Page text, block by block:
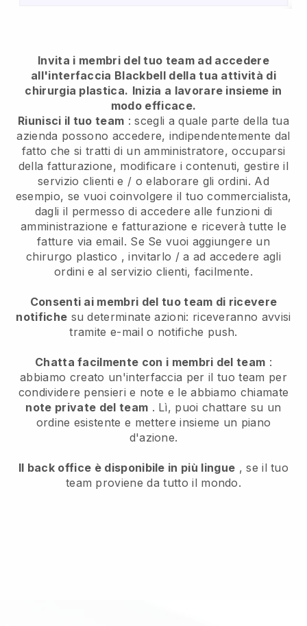
Invita i membri del tuo team ad accedere
all'interfaccia Blackbell della tua attività di
chirurgia plastica. Inizia a lavorare insieme in
modo efficace.
Riunisci il tuo team : scegli a quale parte della tua
azienda possono accedere, indipendentemente dal
fatto che si tratti di un amministratore, occuparsi
della fatturazione, modificare i contenuti, gestire il
servizio clienti e / o elaborare gli ordini. Ad
esempio, se vuoi coinvolgere il tuo commercialista,
dagli il permesso di accedere alle funzioni di
amministrazione e fatturazione e riceverà tutte le
fatture via email. Se Se vuoi aggiungere un
chirurgo plastico , invitarlo / a ad accedere agli
ordini e al servizio clienti, facilmente.
Consenti ai membri del tuo team di ricevere
notifiche su determinate azioni: riceveranno avvisi
tramite e-mail o notifiche push.
Chatta facilmente con i membri del team :
abbiamo creato un'interfaccia per il tuo team per
condividere pensieri e note e le abbiamo chiamate
note private del team . Lì, puoi chattare su un
ordine esistente e mettere insieme un piano
d'azione.
Il back office è disponibile in più lingue , se il tuo
team proviene da tutto il mondo.